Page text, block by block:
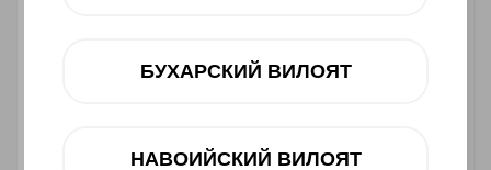
Mavjudligini tekshiring
Savatga
БУХАРСКИЙ ВИЛОЯТ
НАВОИЙСКИЙ ВИЛОЯТ